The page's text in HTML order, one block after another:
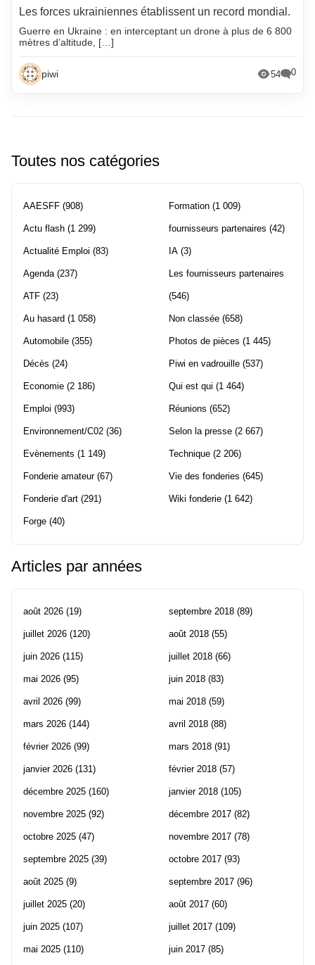
Les forces ukrainiennes établissent un record mondial.
Guerre en Ukraine : en interceptant un drone à plus de 6 800
mètres d’altitude, […]
piwi 54 0
Toutes nos catégories
AAESFF (908)
Actu flash (1 299)
Actualité Emploi (83)
Agenda (237)
ATF (23)
Au hasard (1 058)
Automobile (355)
Décès (24)
Economie (2 186)
Emploi (993)
Environnement/C02 (36)
Evènements (1 149)
Fonderie amateur(67)
Fonderie d'art (291)
Forge (40)
Formation (1 009)
fournisseurs partenaires (42)
IA (3)
Les fournisseurs partenaires
(546)
Non classée (658)
Photos de pièces (1 445)
Piwi en vadrouille (537)
Qui est qui (1 464)
Réunions (652)
Selon la presse (2 667)
Technique (2 206)
Vie des fonderies (645)
Wiki fonderie (1 642)
Articles par années
août 2026 (19)
juillet 2026 (120)
juin 2026 (115)
mai 2026 (95)
avril 2026 (99)
mars 2026 (144)
février 2026 (99)
janvier 2026 (131)
décembre 2025 (160)
novembre 2025 (92)
octobre 2025 (47)
septembre 2025 (39)
août 2025 (9)
juillet 2025 (20)
juin 2025 (107)
mai 2025 (110)
septembre 2018 (89)
août 2018 (55)
juillet 2018 (66)
juin 2018 (83)
mai 2018 (59)
avril 2018 (88)
mars 2018 (91)
février 2018 (57)
janvier 2018 (105)
décembre 2017 (82)
novembre 2017 (78)
octobre 2017 (93)
septembre 2017 (96)
août 2017 (60)
juillet 2017 (109)
juin 2017 (85)